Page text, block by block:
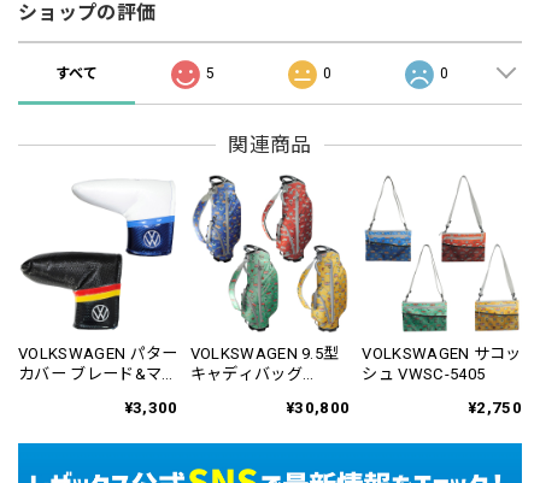
ショップの評価
すべて 5 0 0
関連商品
VOLKSWAGEN パター
カバー ブレード&マレ
¥3,300
VOLKSWAGEN 9.5型
キャディバッグ
¥30,800
VOLKSWAGEN サコッ
シュ VWSC-5405
¥2,750